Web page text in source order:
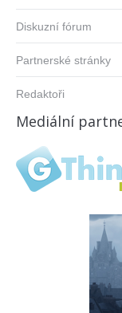
Diskuzní fórum
Partnerské stránky
Redaktoři
Mediální